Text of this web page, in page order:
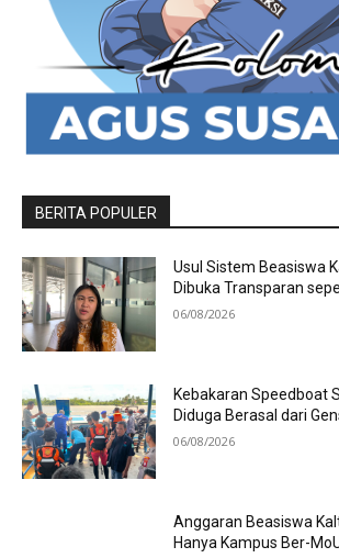
BERITA POPULER
Usul Sistem Beasiswa
Dibuka Transparan
06/08/2026
Kebakaran Speedboat
Diduga Berasal dari
06/08/2026
Anggaran Beasiswa
Hanya Kampus Ber-